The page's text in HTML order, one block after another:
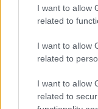
I want to allow
related to
I want to allow
related to
I want to allow
related to
Egerben
darabját viszi